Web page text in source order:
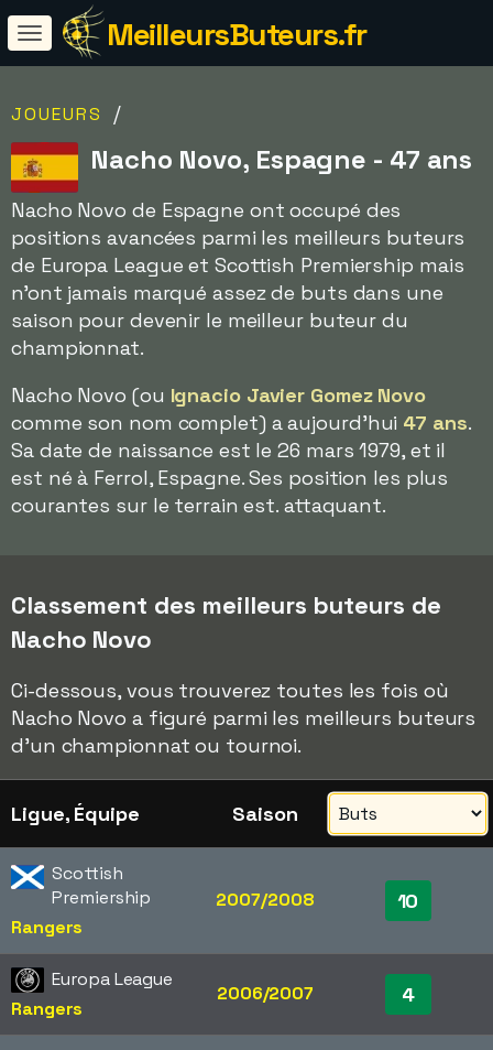
MeilleursButeurs.fr
JOUEURS /
Nacho Novo, Espagne - 47 ans
Nacho Novo de Espagne ont occupé des
positions avancées parmi les meilleurs buteurs
de Europa League et Scottish Premiership mais
n'ont jamais marqué assez de buts dans une
saison pour devenir le meilleur buteur du
championnat.
Nacho Novo (ou Ignacio Javier Gomez Novo
comme son nom complet) a aujourd'hui 47 ans.
Sa date de naissance est le 26 mars 1979, et il
est né à Ferrol, Espagne. Ses position les plus
courantes sur le terrain est. attaquant.
Classement des meilleurs buteurs de
Nacho Novo
Ci-dessous, vous trouverez toutes les fois où
Nacho Novo a figuré parmi les meilleurs buteurs
d'un championnat ou tournoi.
Ligue, Équipe Saison
Scottish
Premiership
Rangers
2007/2008 10
Europa League
Rangers
2006/2007 4